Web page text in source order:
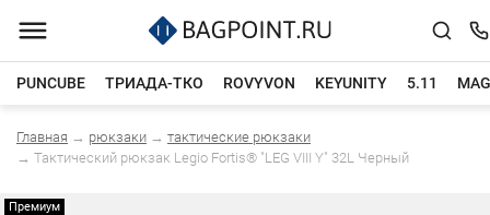
PUNCUBE ТРИАДА-ТКО ROVYVON KEYUNITY 5.11
Каталог товаров
Главная → рюкзаки → тактические рюкзаки
→ Тактический рюкзак Legio Fortis® "LEG VIII Y"​ 32L Черный
Премиум